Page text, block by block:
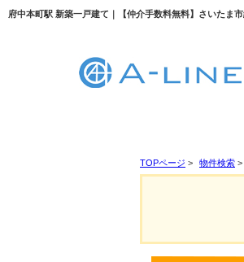
府中本町駅 新築一戸建て｜【仲介手数料無料】さいたま
TOPページ > 物件検索 >